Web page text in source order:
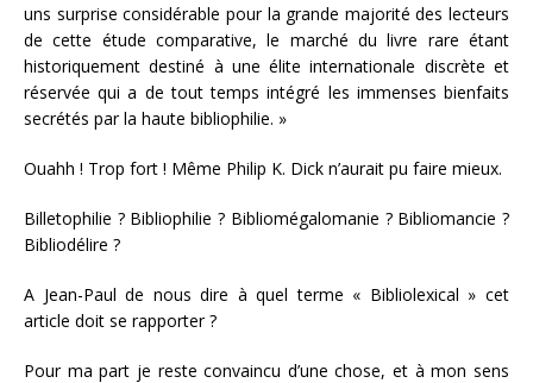
uns surprise considérable pour la grande majorité des lecteurs
de cette étude comparative, le marché du livre rare étant
historiquement destiné à une élite internationale discrète et
réservée qui a de tout temps intégré les immenses bienfaits
secrétés par la haute bibliophilie. »
Ouahh ! Trop fort ! Même Philip K. Dick n’aurait pu faire mieux.
Billetophilie ? Bibliophilie ? Bibliomégalomanie ? Bibliomancie ?
Bibliodélire ?
A Jean-Paul de nous dire à quel terme « Bibliolexical » cet
article doit se rapporter ?
Pour ma part je reste convaincu d’une chose, et à mon sens